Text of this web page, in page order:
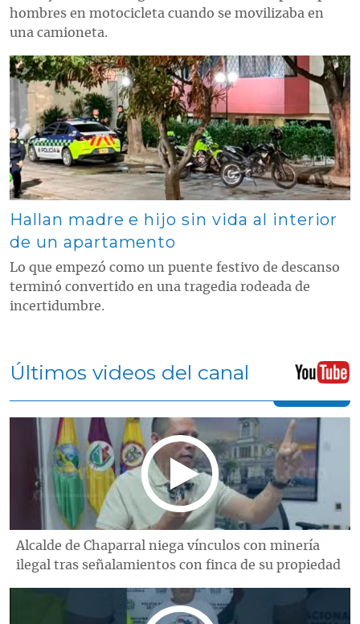
hombres en motocicleta cuando se movilizaba en
una camioneta.
Contenido multimedia principal
Hallan madre e hijo sin vida al interior
de un apartamento
Lo que empezó como un puente festivo de descanso
terminó convertido en una tragedia rodeada de
incertidumbre.
Últimos videos del canal
Alcalde de Chaparral niega vínculos con minería
ilegal tras señalamientos con finca de su propiedad